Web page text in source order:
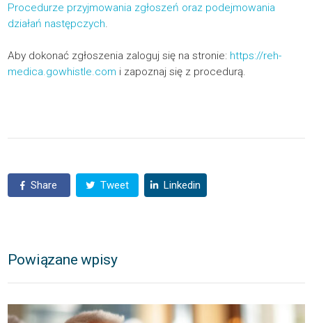
Procedurze przyjmowania zgłoszeń oraz podejmowania
działań następczych
Aby dokonać zgłoszenia zaloguj się na stronie: https://reh-
medica.gowhistle.com i zapoznaj się z procedurą.
Share Tweet Linkedin
Powiązane wpisy